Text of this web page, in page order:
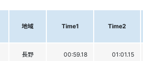
地域 Time1 Time2
長野 00:59.18 01:01.15